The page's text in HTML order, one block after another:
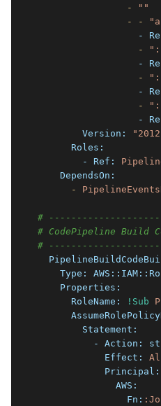
                -
""
                -
-
-
                  -
-
                  -
-
                  -
-
        Version:
      Roles:
        - Ref:
    DependsOn:
      -
#
# CodePipeline Build
#
    Type:
    Properties:
      RoleName:
!Sub
        Statement:
          - Action:
            Effect:
            Principal:
              AWS:
                Fn: